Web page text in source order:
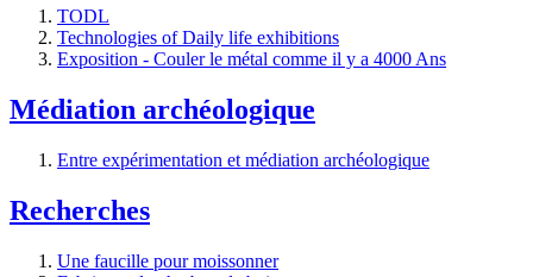
TODL
Technologies of Daily life exhibitions
Exposition - Couler le métal comme il y a 4000 Ans
Médiation archéologique
Entre expérimentation et médiation archéologique
Recherches
Une faucille pour moissonner